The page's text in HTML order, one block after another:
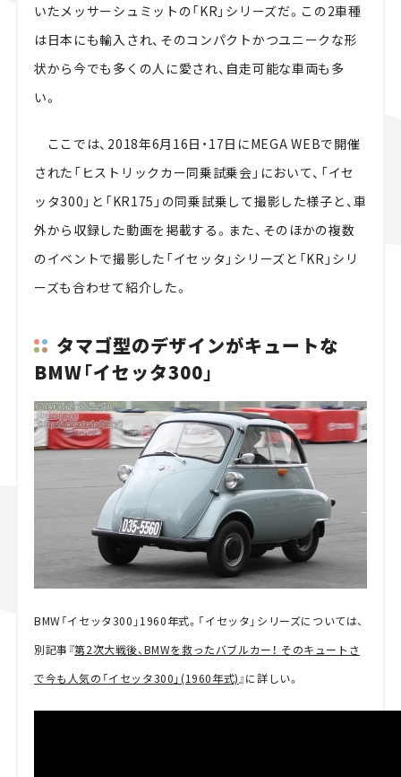
いたメッサーシュミットの「KR」シリーズだ。この2車種
は日本にも輸入され、そのコンパクトかつユニークな形
状から今でも多くの人に愛され、自走可能な車両も多
い。
ここでは、2018年6月16日・17日にMEGA WEBで開催
された「ヒストリックカー同乗試乗会」において、「イセ
ッタ300」と「KR175」の同乗試乗して撮影した様子と、車
外から収録した動画を掲載する。また、そのほかの複数
のイベントで撮影した「イセッタ」シリーズと「KR」シリ
ーズも合わせて紹介した。
タマゴ型のデザインがキュートな
BMW「イセッタ300」
BMW「イセッタ300」1960年式。「イセッタ」シリーズについては、
別記事『第2次大戦後、BMWを救ったバブルカー！ そのキュートさ
で今も人気の「イセッタ300」(1960年式) 』に詳しい。